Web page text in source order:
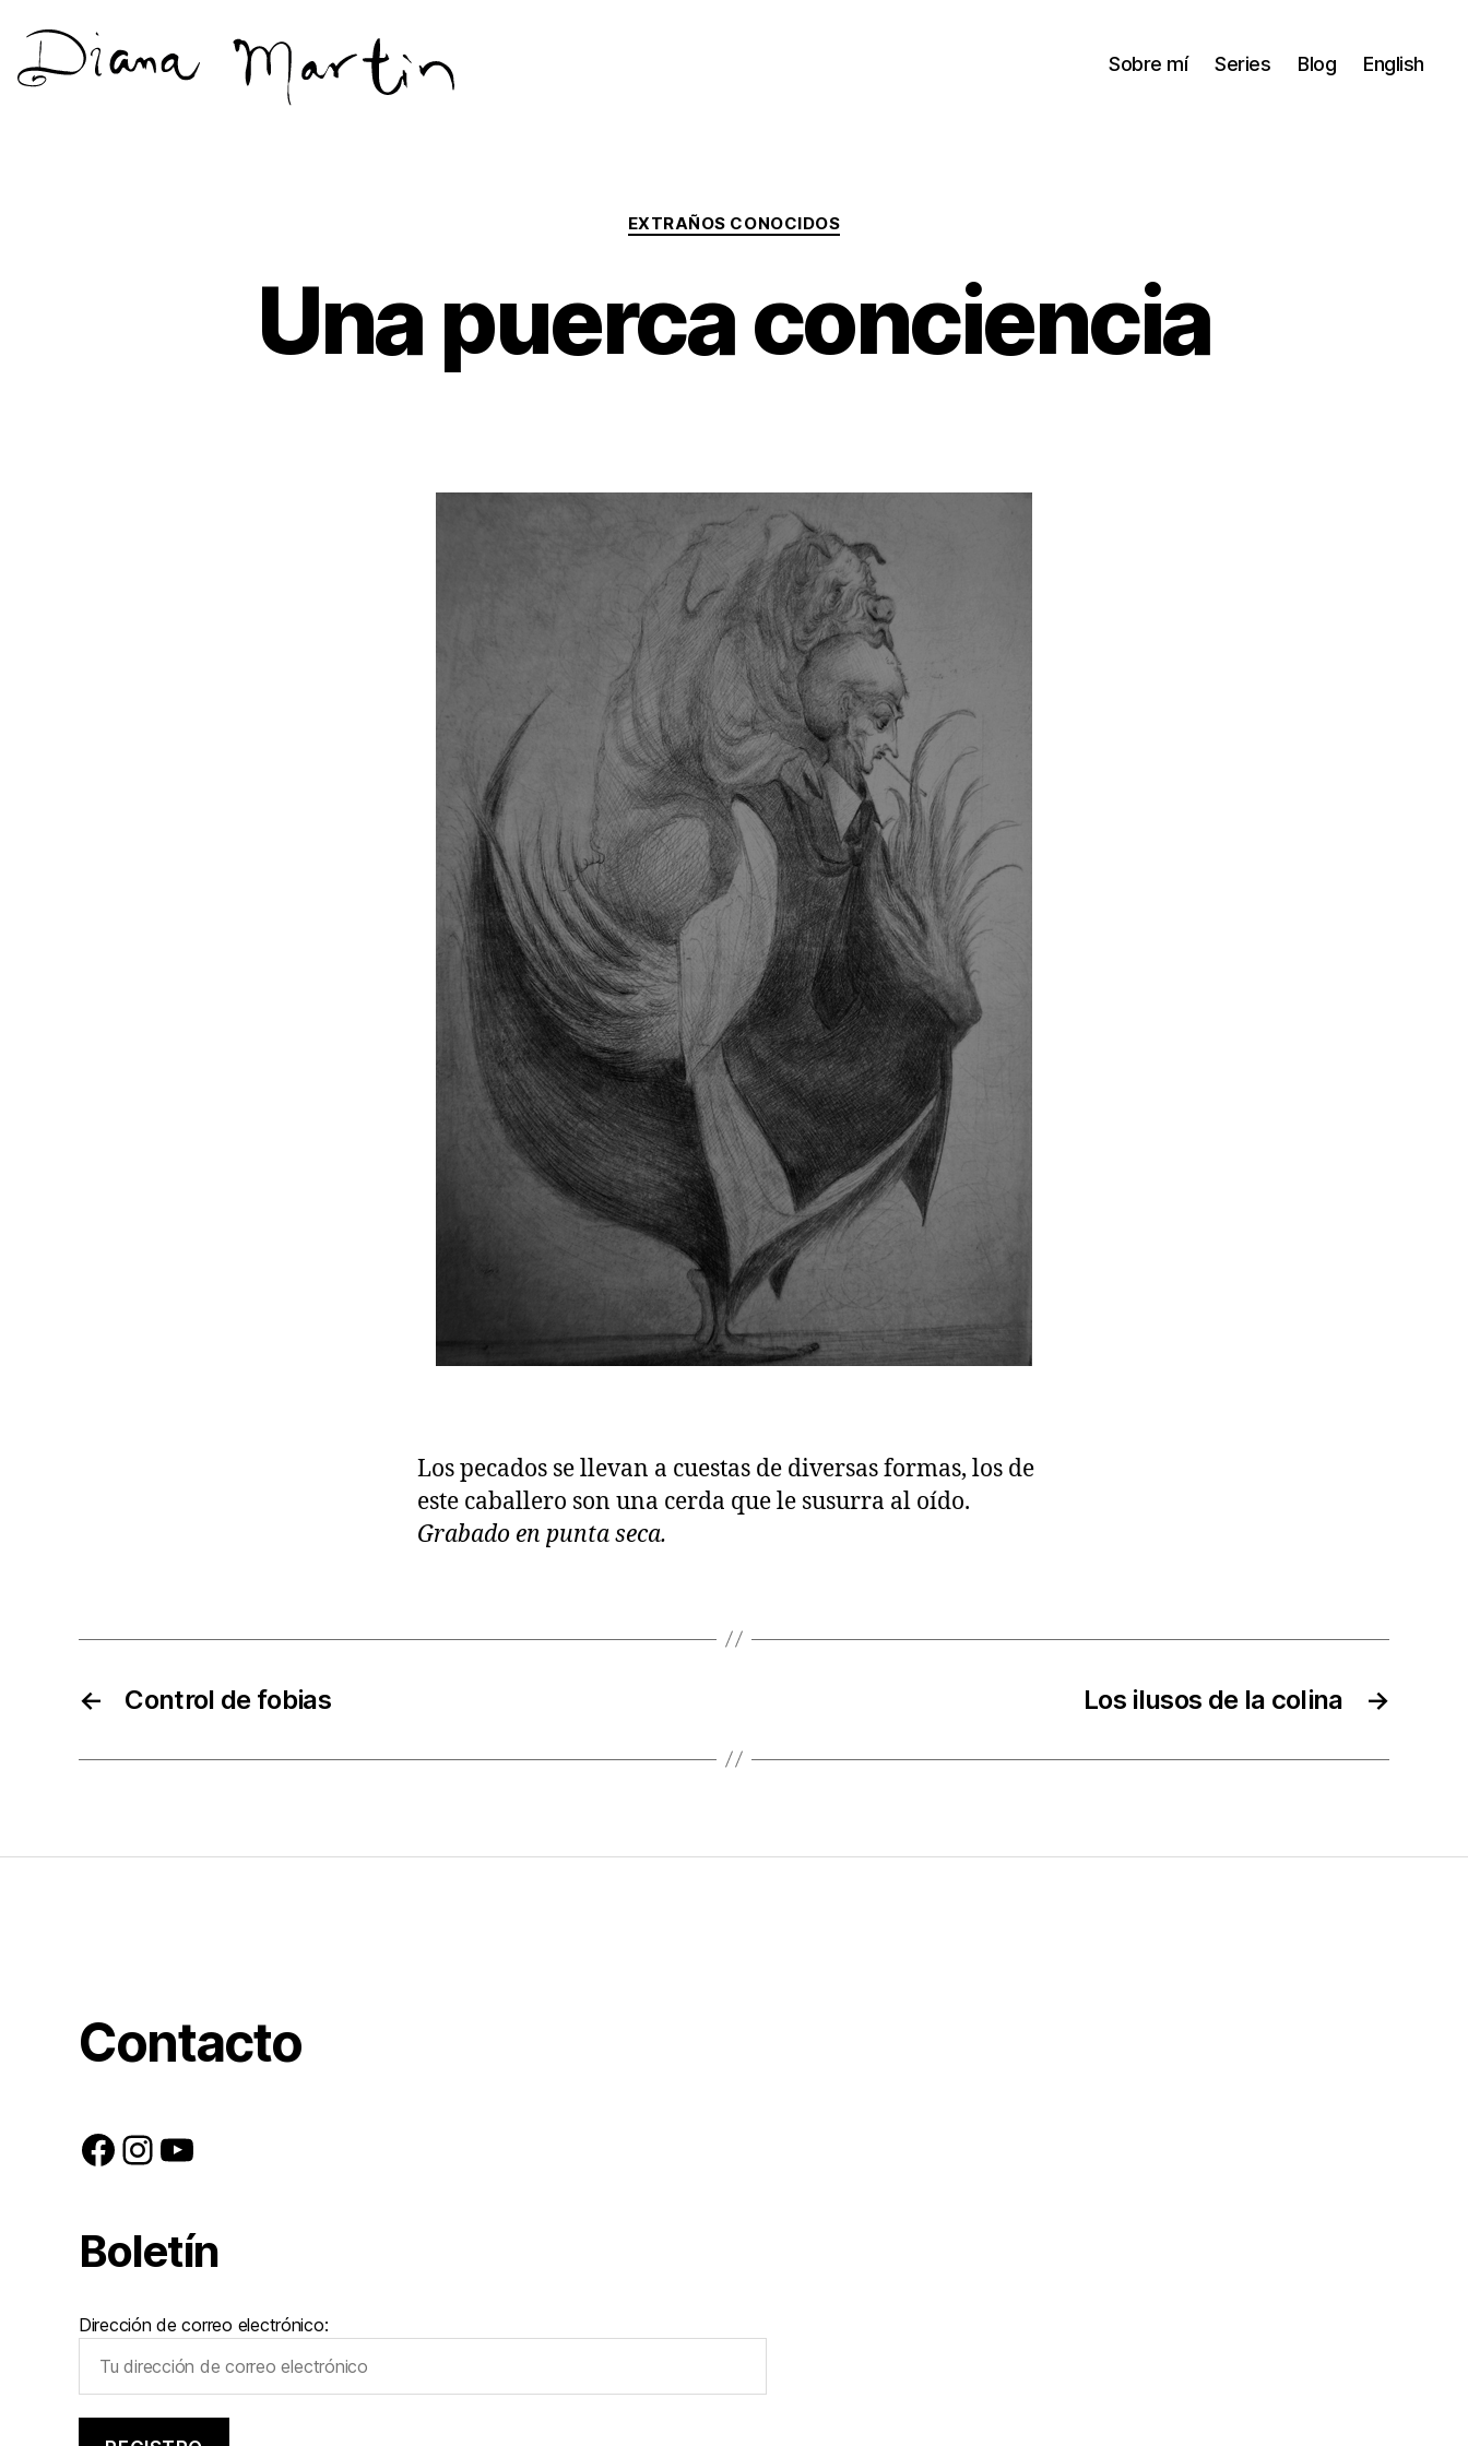
Sobre mí Series Blog English
Categorías
EXTRAÑOS CONOCIDOS
Una puerca conciencia
Los pecados se llevan a cuestas de diversas formas, los de
este caballero son una cerda que le susurra al oído.
Grabado en punta seca.
← Control de fobias →
Los ilusos de la colina
Contacto
Facebook
Instagram
YouTube
Boletín
Dirección de correo electrónico: